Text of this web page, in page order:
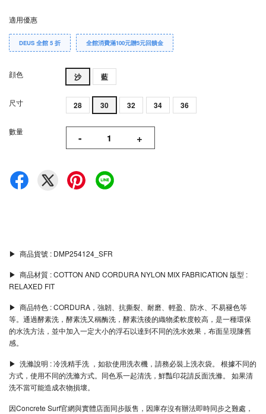
適用優惠
DEUS 全館 5 折 全館消費滿100元贈5元回饋金
顔色 沙 藍
尺寸 28 30 32 34 36
數量 - +
▶︎ 商品貨號 : DMP254124_SFR
▶︎ 商品材質 : COTTON AND CORDURA NYLON MIX FABRICATION 版型 :
RELAXED FIT
▶︎ 商品特色 : CORDURA，強韌、抗撕裂、耐磨、輕盈、防水、不易褪色等
等。通過酵素洗，酵素洗又稱酶洗，酵素洗後的織物柔軟度較高，是一種環保
的水洗方法，並中加入一定大小的浮石以達到不同的洗水效果，布面呈現陳舊
感。
▶︎ 洗滌說明 : 冷洗精手洗 ，如欲使用洗衣機，請務必裝上洗衣袋。 根據不同的
方式，使用不同的洗滌方式。同色系一起清洗，鮮豔印花請反面洗滌。 如果清
洗不當可能造成衣物損壞。
因Concrete Surf官網與實體店面同步販售，因庫存沒有辦法即時同步之難處，